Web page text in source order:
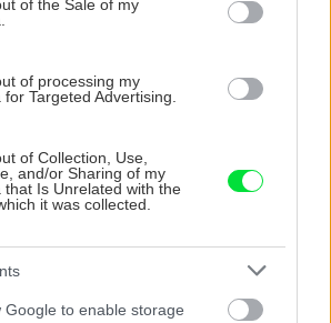
of the Sale of my
of processing my
Targeted Advertising.
of Collection, Use,
and/or Sharing of my
that Is Unrelated with the
it was collected.
Google to enable storage